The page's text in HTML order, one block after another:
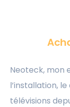
Neoteck, mon
l’installation,
télévisions